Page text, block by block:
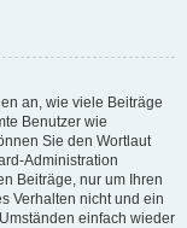
an, wie viele Beiträge
Benutzer wie
Sie den Wortlaut
Administration
Beiträge, nur um Ihren
Verhalten nicht und ein
einfach wieder